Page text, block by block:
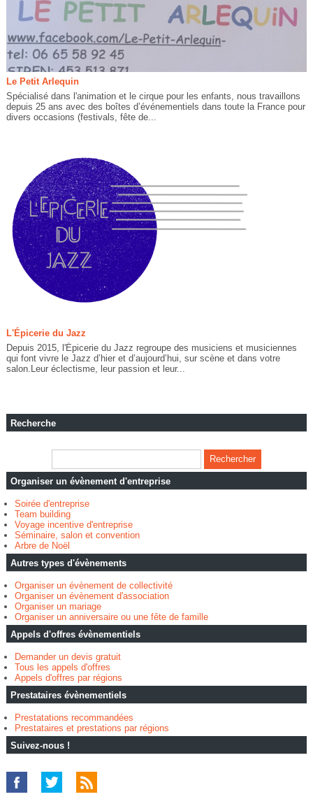
Le Petit Arlequin
Spécialisé dans l'animation et le cirque pour les enfants, nous travaillons
depuis 25 ans avec des boîtes d’événementiels dans toute la France pour
divers occasions (festivals, fête de...
L'Épicerie du Jazz
Depuis 2015, l'Épicerie du Jazz regroupe des musiciens et musiciennes
qui font vivre le Jazz d’hier et d’aujourd’hui, sur scène et dans votre
salon.Leur éclectisme, leur passion et leur...
Recherche
Organiser un évènement d'entreprise
Soirée d'entreprise
Team building
Voyage incentive d'entreprise
Séminaire, salon et convention
Arbre de Noël
Autres types d'évènements
Organiser un évènement de collectivité
Organiser un évènement d'association
Organiser un mariage
Organiser un anniversaire ou une fête de famille
Appels d'offres évènementiels
Demander un devis gratuit
Tous les appels d'offres
Appels d'offres par régions
Prestataires évènementiels
Prestatations recommandées
Prestataires et prestations par régions
Suivez-nous !